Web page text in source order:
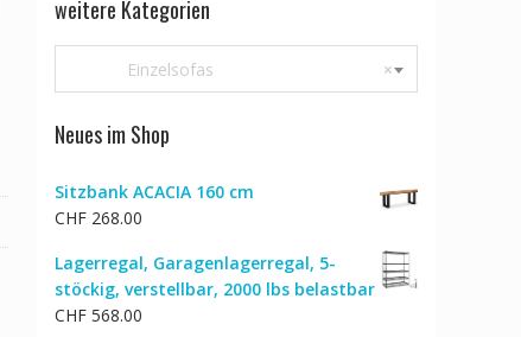
weitere Kategorien
×
Einzelsofas
Neues im Shop
Sitzbank ACACIA 160 cm
CHF 268.00
Lagerregal, Garagenlagerregal, 5-
stöckig, verstellbar, 2000 lbs belastbar
CHF 568.00